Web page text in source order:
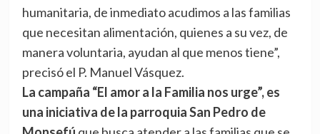
humanitaria, de inmediato acudimos a las familias
que necesitan alimentación, quienes a su vez, de
manera voluntaria, ayudan al que menos tiene”,
precisó el P. Manuel Vásquez.
La campaña “El amor a la Familia nos urge”, es
una iniciativa de la parroquia San Pedro de